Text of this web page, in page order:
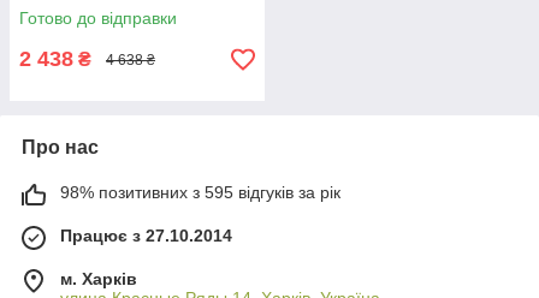
Готово до відправки
2 438 ₴ 4 638 ₴
Про нас
98% позитивних з 595 відгуків за рік
Працює з 27.10.2014
м. Харків